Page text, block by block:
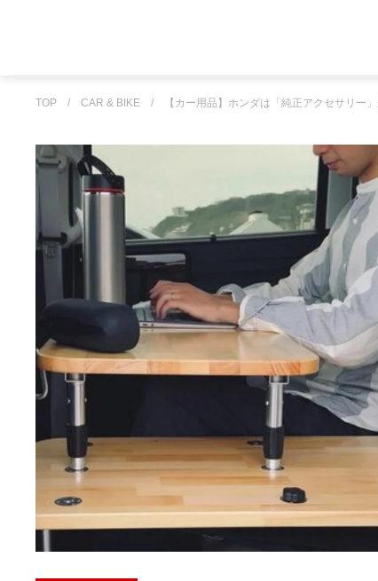
TOP / CAR & BIKE / 【カー用品】ホンダは「純正アクセサリー